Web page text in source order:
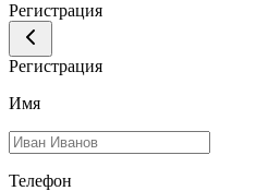
Регистрация
Регистрация
Имя
Телефон